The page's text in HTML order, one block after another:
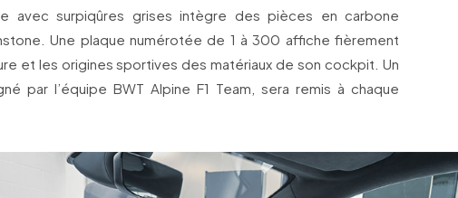
avec surpiqûres grises intègre des pièces en carbone
Une plaque numérotée de 1 à 300 affiche fièrement
et les origines sportives des matériaux de son cockpit. Un
par l’équipe BWT Alpine F1 Team, sera remis à chaque